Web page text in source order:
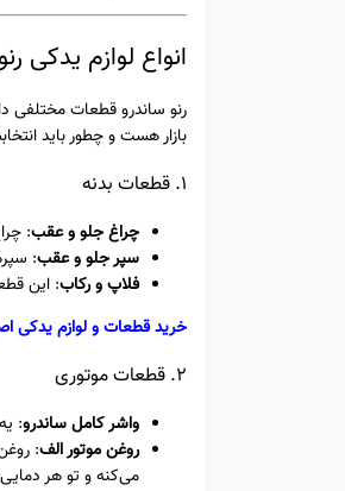
انواع لوازم یدکی
رنو ساندرو قطعات مختلفی
بازار هست و چطور باید
1. قطعات بدنه
چراغ جلو و عقب:
سپر جلو و عقب:
فلاپ و رکاب: این
خرید قطعات و لوازم یدکی
2. قطعات موتوری
واشر کامل ساندرو:
روغن موتور الف:
می‌کنه و تو هر